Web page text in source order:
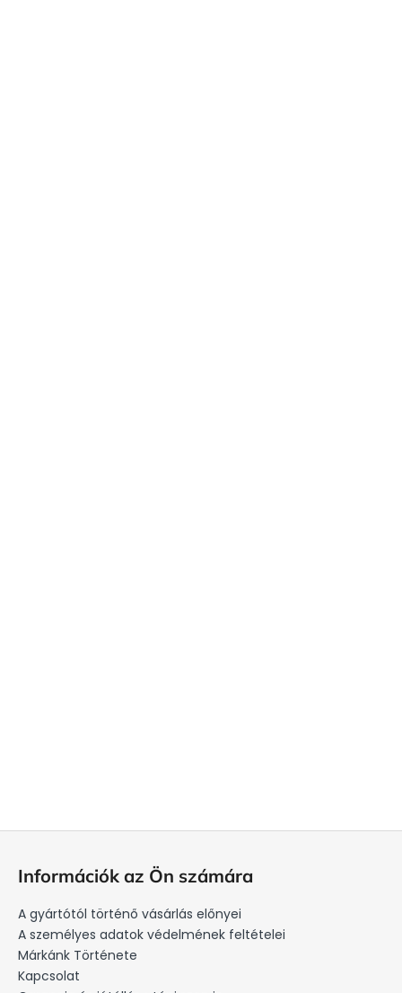
Információk az Ön számára
A gyártótól történő vásárlás előnyei
A személyes adatok védelmének feltételei
Márkánk Története
Kapcsolat